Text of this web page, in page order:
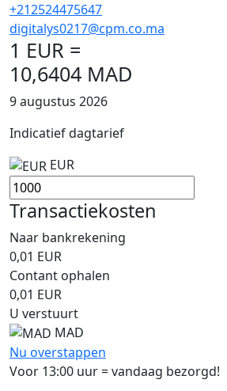
+212524475647
digitalys0217@cpm.co.ma
1 EUR =
10,6404 MAD
9 augustus 2026
Indicatief dagtarief
EUR
Transactiekosten
Naar bankrekening
0,01 EUR
Contant ophalen
0,01 EUR
U verstuurt
MAD
Nu overstappen
Voor 13:00 uur = vandaag bezorgd!